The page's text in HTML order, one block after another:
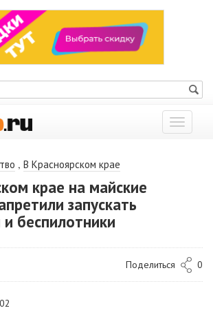
Показать
меню
, В Красноярском крае
крае на майские
запускать
беспилотники
Поделиться 0